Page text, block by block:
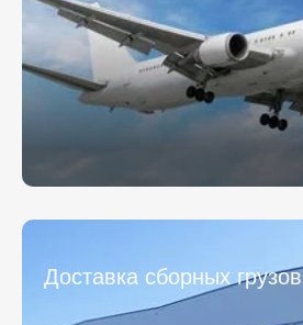
Доставка сборных грузов